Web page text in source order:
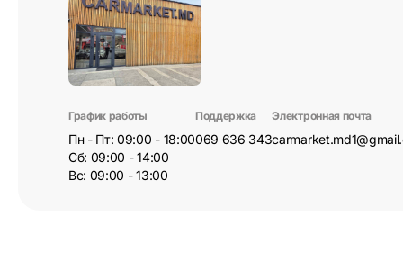
График работы
Пн - Пт: 09:00 - 18:00
Сб: 09:00 - 14:00
Вс: 09:00 - 13:00
Поддержка
069 636 343
Электронная почта